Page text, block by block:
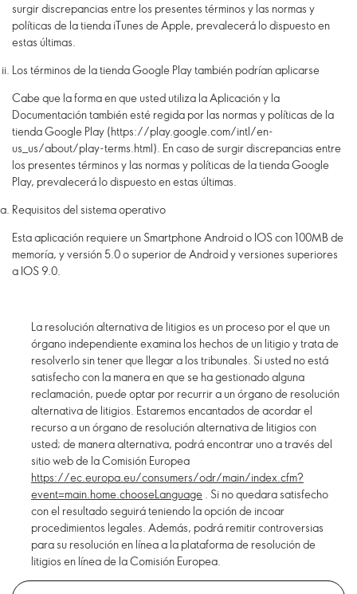
surgir discrepancias entre los presentes términos y las normas y
políticas de la tienda iTunes de Apple, prevalecerá lo dispuesto en
estas últimas.
Los términos de la tienda Google Play también podrían aplicarse
Cabe que la forma en que usted utiliza la Aplicación y la
Documentación también esté regida por las normas y políticas de la
tienda Google Play (https://play.google.com/intl/en-
us_us/about/play-terms.html). En caso de surgir discrepancias entre
los presentes términos y las normas y políticas de la tienda Google
Play, prevalecerá lo dispuesto en estas últimas.
Requisitos del sistema operativo
Esta aplicación requiere un Smartphone Android o IOS con 100MB de
memoría, y versión 5.0 o superior de Android y versiones superiores
a IOS 9.0.
La resolución alternativa de litigios es un proceso por el que un
órgano independiente examina los hechos de un litigio y trata de
resolverlo sin tener que llegar a los tribunales. Si usted no está
satisfecho con la manera en que se ha gestionado alguna
reclamación, puede optar por recurrir a un órgano de resolución
alternativa de litigios. Estaremos encantados de acordar el
recurso a un órgano de resolución alternativa de litigios con
usted; de manera alternativa, podrá encontrar uno a través del
sitio web de la Comisión Europea
https://ec.europa.eu/consumers/odr/main/index.cfm?
event=main.home.chooseLanguage . Si no quedara satisfecho
con el resultado seguirá teniendo la opción de incoar
procedimientos legales. Además, podrá remitir controversias
para su resolución en línea a la plataforma de resolución de
litigios en línea de la Comisión Europea.